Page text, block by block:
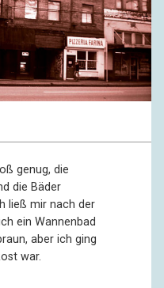
genug, die
die Bäder
ließ mir nach der
ein Wannenbad
aber ich ging
war.